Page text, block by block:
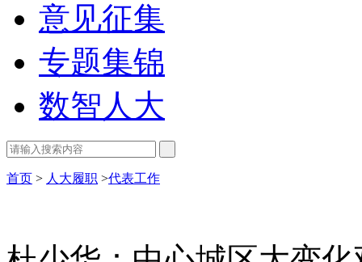
意见征集
专题集锦
数智人大
首页 > 人大履职 >代表工作